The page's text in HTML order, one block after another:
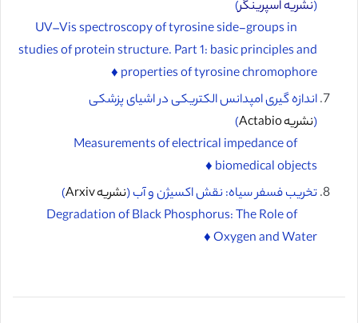
(نشریه اسپرینگر)
UV–Vis spectroscopy of tyrosine side-groups in
studies of protein structure. Part 1: basic principles and
properties of tyrosine chromophore ♦️
اندازه گیری امپدانس الکتریکی در اشیای پزشکی
(نشریه Actabio
)
Measurements of electrical impedance of
biomedical objects ♦️
تخریب فسفر سیاه: نقش اکسیژن و آب (نشریه Arxiv
)
Degradation of Black Phosphorus: The Role of
Oxygen and Water ♦️